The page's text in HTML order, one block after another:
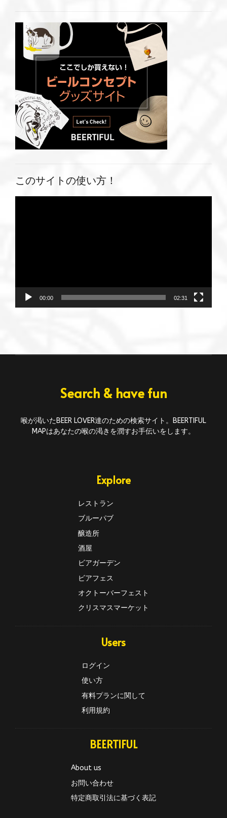
このサイトの使い方！
00:00 02:31
Search & have fun
喉が渇いたBEER LOVER達のための検索サイト。BEERTIFUL
MAPはあなたの喉の渇きを潤すお手伝いをします。
Explore
レストラン
ブルーパブ
醸造所
酒屋
ビアガーデン
ビアフェス
オクトーバーフェスト
クリスマスマーケット
Users
ログイン
使い方
有料プランに関して
利用規約
BEERTIFUL
About us
お問い合わせ
特定商取引法に基づく表記